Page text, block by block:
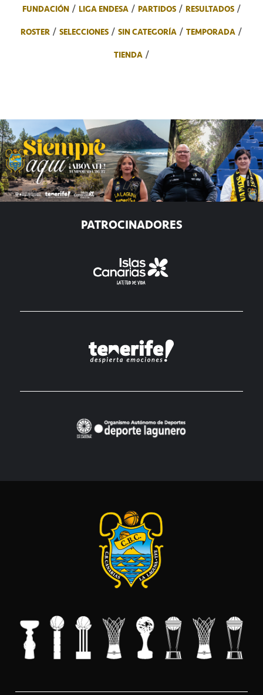
FUNDACIÓN
LIGA ENDESA PARTIDOS
RESULTADOS
ROSTER
SELECCIONES SIN CATEGORÍA
TEMPORADA
TIENDA
PATROCINADORES